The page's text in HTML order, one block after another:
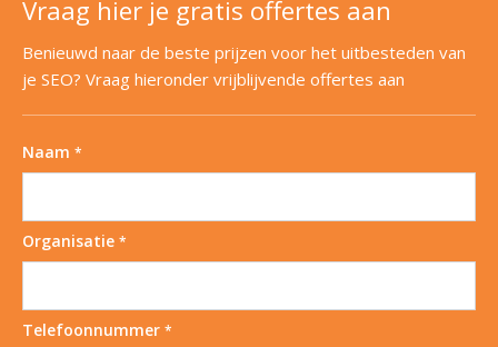
Vraag hier je gratis offertes aan
Benieuwd naar de beste prijzen voor het uitbesteden van
je SEO? Vraag hieronder vrijblijvende offertes aan
Naam *
Organisatie *
Telefoonnummer *